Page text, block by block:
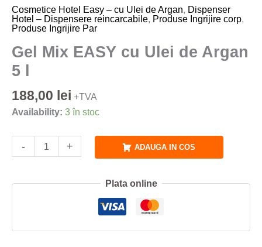
Cosmetice Hotel Easy – cu Ulei de Argan, Dispenser
Hotel – Dispensere reincarcabile, Produse Ingrijire corp,
Produse Ingrijire Par
Gel Mix EASY cu Ulei de Argan
5 l
188,00 lei +TVA
Availability: 3 în stoc
-
de
Argan
5
l
+ ADAUGA IN COS
Plata online